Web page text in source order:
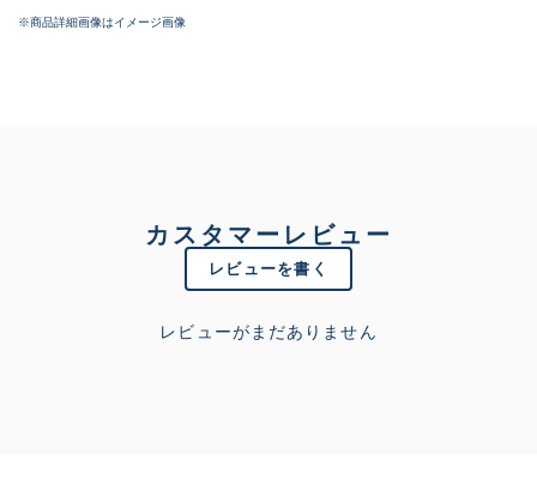
※商品詳細画像はイメージ画像
カスタマーレビュー
レビューを書く
レビューがまだありません